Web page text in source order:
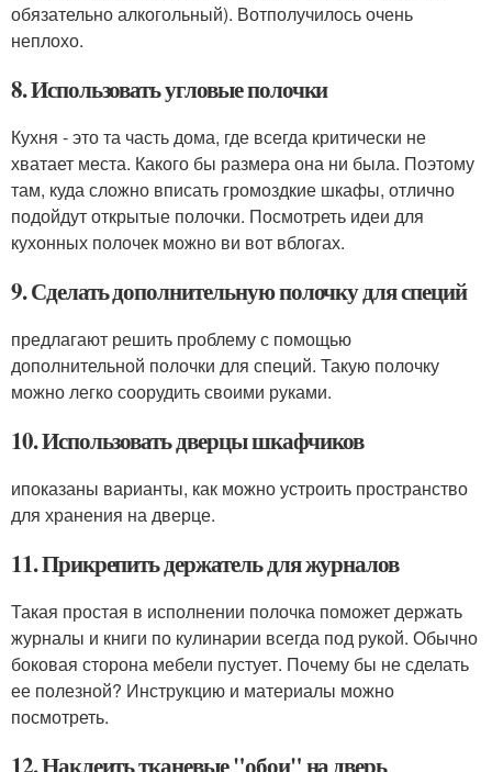
обязательно алкогольный). Вотполучилось очень
неплохо.
8. Использовать угловые полочки
Кухня - это та часть дома, где всегда критически не
хватает места. Какого бы размера она ни была. Поэтому
там, куда сложно вписать громоздкие шкафы, отлично
подойдут открытые полочки. Посмотреть идеи для
кухонных полочек можно ви вот вблогах.
9. Сделать дополнительную полочку для специй
предлагают решить проблему с помощью
дополнительной полочки для специй. Такую полочку
можно легко соорудить своими руками.
10. Использовать дверцы шкафчиков
ипоказаны варианты, как можно устроить пространство
для хранения на дверце.
11. Прикрепить держатель для журналов
Такая простая в исполнении полочка поможет держать
журналы и книги по кулинарии всегда под рукой. Обычно
боковая сторона мебели пустует. Почему бы не сделать
ее полезной? Инструкцию и материалы можно
посмотреть.
12. Наклеить тканевые "обои" на дверь